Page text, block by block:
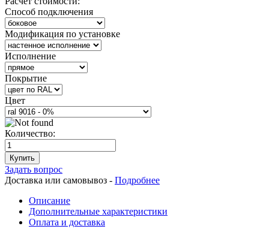
Способ подключения
Модификация по установке
Исполнение
Покрытие
Цвет
Количество:
Купить
Задать вопрос
Доставка или самовывоз - Подробнее
Описание
Дополнительные характеристики
Оплата и доставка